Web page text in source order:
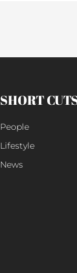
SHORT
People
Lifestyle
News